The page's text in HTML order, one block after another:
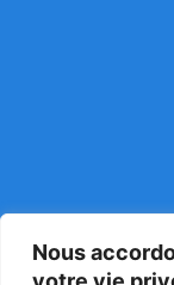
Nous